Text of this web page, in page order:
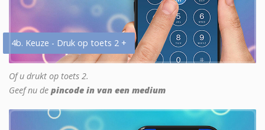
4b. Keuze - Druk op toets 2 +
Of u drukt op toets 2.
Geef nu de pincode in van een medium